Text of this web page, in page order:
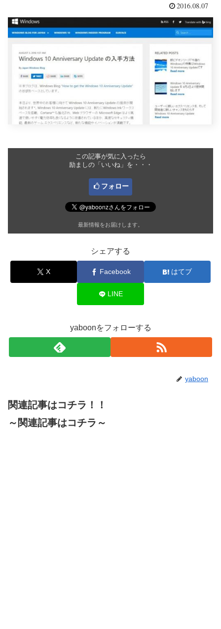
2016.08.07
この記事が気に入ったら
励ましの「いいね」を・・・
フォロー
最新情報をお届けします。
シェアする
X Facebook はてブ
LINE
yaboonをフォローする
yaboon
関連記事はコチラ！！
～関連記事はコチラ～